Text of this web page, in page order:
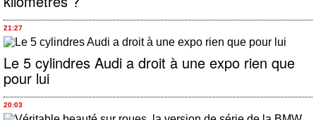
21:27
Le 5 cylindres Audi a droit à une expo rien que
pour lui
20:03